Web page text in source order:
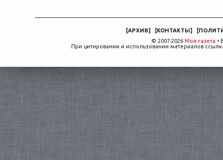
[АРХИВ] [КОНТАКТЫ] [
© 2007-2026 Моя газета •
При цитировании и использовании материалов